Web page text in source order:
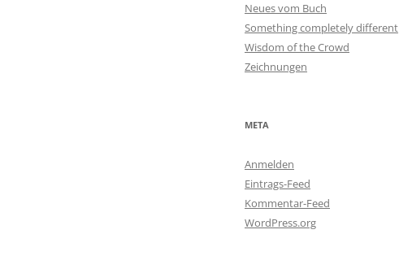
Neues vom Buch
Something completely different
Wisdom of the Crowd
Zeichnungen
META
Anmelden
Eintrags-Feed
Kommentar-Feed
WordPress.org